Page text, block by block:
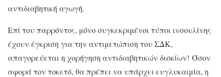
αντιδιαβητική αγωγή.
Επί του παρρόντος, μόνο συγκεκριμένοι τύποι ινσουλίνης
έχουν έγκριση για την αντιμετώπιση του ΣΔΚ,
απαγορεύεται η χορήγηση αντιδιαβητικών δισκίων! Όσον
αφορά τον τοκετό, θα πρέπει να υπάρχει ευγλυκαιμία, η